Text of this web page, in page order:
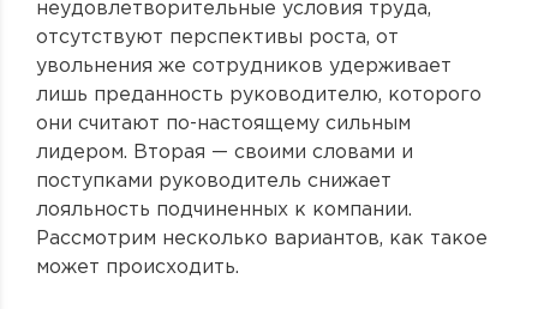
неудовлетворительные условия труда,
отсутствуют перспективы роста, от
увольнения же сотрудников удерживает
лишь преданность руководителю, которого
они считают по-настоящему сильным
лидером. Вторая — своими словами и
поступками руководитель снижает
лояльность подчиненных к компании.
Рассмотрим несколько вариантов, как такое
может происходить.